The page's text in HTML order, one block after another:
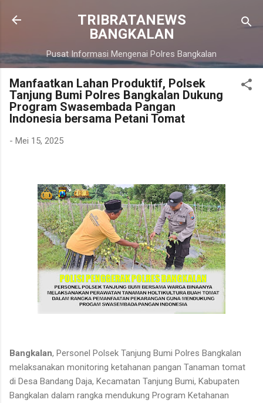
Langsung ke konten utama
TRIBRATANEWS
BANGKALAN
Pusat Informasi Mengenai Polres Bangkalan
Manfaatkan Lahan Produktif, Polsek
Tanjung Bumi Polres Bangkalan Dukung
Program Swasembada Pangan
Indonesia bersama Petani Tomat
- Mei 15, 2025
Bangkalan, Personel Polsek Tanjung Bumi Polres Bangkalan
melaksanakan monitoring ketahanan pangan Tanaman tomat
di Desa Bandang Daja, Kecamatan Tanjung Bumi, Kabupaten
Bangkalan dalam rangka mendukung Program Ketahanan